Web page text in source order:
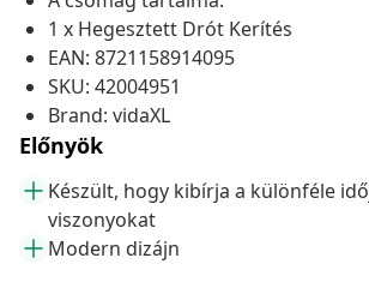
1 x Hegesztett Drót Kerítés
EAN: 8721158914095
SKU: 42004951
Brand: vidaXL
Előnyök
Készült, hogy kibírja a különféle
viszonyokat
Modern dizájn